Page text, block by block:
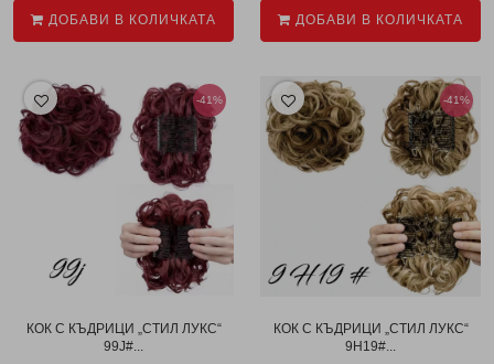
ДОБАВИ В КОЛИЧКАТА ДОБАВИ В КОЛИЧКАТА
-41%
КОК С КЪДРИЦИ „СТИЛ ЛУКС“
99J#...
-41%
КОК С КЪДРИЦИ „СТИЛ ЛУКС“
9H19#...